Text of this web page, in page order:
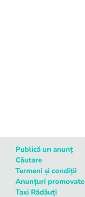
Publică un anunț
Căutare
Termeni și condiții
Anunțuri promovate
Taxi Rădăuți